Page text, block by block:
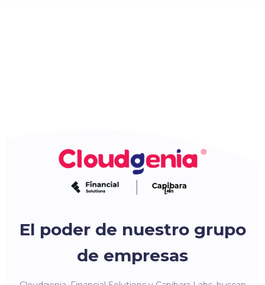
El poder de nuestro grupo
de empresas